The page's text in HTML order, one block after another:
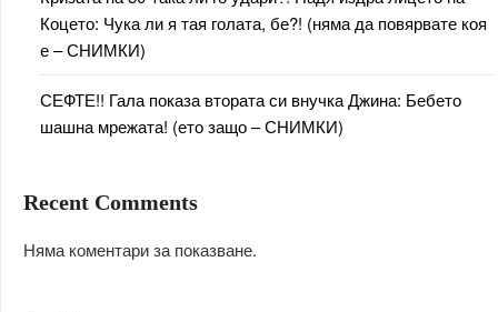
Коцето: Чука ли я тая голата, бе?! (няма да повярвате коя
е – СНИМКИ)
СЕФТЕ!! Гала показа втората си внучка Джина: Бебето
шашна мрежата! (ето защо – СНИМКИ)
Recent Comments
Няма коментари за показване.